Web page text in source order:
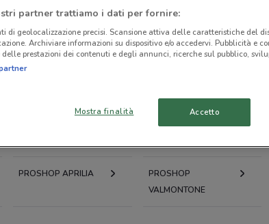
MONTEROTONDO
PROSHOP TIVOLI
PROSHOP
PROSHOP APRILIA
PROSHOP
VALMONTONE
partner trattiamo i dati per fornire:
di geolocalizzazione precisi. Scansione attiva delle caratteristiche del
Archiviare informazioni su dispositivo e/o accedervi. Pubblicità e
prestazioni dei contenuti e degli annunci, ricerche sul pubblico,
Mostra finalità Accetto